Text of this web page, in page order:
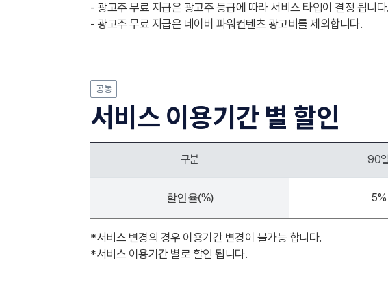
- 광고주 무료 지급은 광고주 등급에 따라 서비스 타입이 결정 됩니다.
- 광고주 무료 지급은 네이버 파워컨텐츠 광고비를 제외합니다.
공통
서비스 이용기간 별 할인
구분 90일
할인율(%) 5%
*서비스 변경의 경우 이용기간 변경이 불가능 합니다.
*서비스 이용기간 별로 할인 됩니다.